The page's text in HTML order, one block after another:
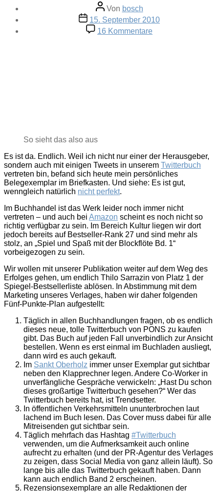
Beitragsautor
Von bosch
Veröffentlichungsdatum
15. September 2010
16 Kommentare
Es
So sieht das also aus
Es ist da. Endlich. Weil ich nicht nur einer der Herausgeber,
sondern auch mit einigen Tweets in unserem Twitterbuch
vertreten bin, befand sich heute mein persönliches
Belegexemplar im Briefkasten. Und siehe: Es ist gut,
wenngleich natürlich nicht perfekt.
Im Buchhandel ist das Werk leider noch immer nicht
vertreten – und auch bei Amazon scheint es noch nicht so
richtig verfügbar zu sein. Im Bereich Kultur liegen wir dort
jedoch bereits auf Bestseller-Rank 27 und sind mehr als
stolz, an „Spiel und Spaß mit der Blockflöte Bd. 1“
vorbeigezogen zu sein.
Wir wollen mit unserer Publikation weiter auf dem Weg des
Erfolges gehen, um endlich Thilo Sarrazin von Platz 1 der
Spiegel-Bestsellerliste ablösen. In Abstimmung mit dem
Marketing unseres Verlages, haben wir daher folgenden
Fünf-Punkte-Plan aufgestellt:
Täglich in allen Buchhandlungen fragen, ob es endlich
dieses neue, tolle Twitterbuch von PONS zu kaufen
gibt. Das Buch auf jeden Fall unverbindlich zur Ansicht
bestellen. Wenn es erst einmal im Buchladen ausliegt,
dann wird es auch gekauft.
Im Sankt Oberholz immer unser Exemplar gut sichtbar
neben den Klapprechner legen. Andere Co-Worker in
unverfängliche Gespräche verwickeln: „Hast Du schon
dieses großartige Twitterbuch gesehen?“ Wer das
Twitterbuch bereits hat, ist Trendsetter.
In öffentlichen Verkehrsmitteln ununterbrochen laut
lachend im Buch lesen. Das Cover muss dabei für alle
Mitreisenden gut sichtbar sein.
Täglich mehrfach das Hashtag #Twitterbuch
verwenden, um die Aufmerksamkeit auch online
aufrecht zu erhalten (und der PR-Agentur des Verlages
zu zeigen, dass Social Media von ganz allein läuft). So
lange bis alle das Twitterbuch gekauft haben. Dann
kann auch endlich Band 2 erscheinen.
Rezensionsexemplare an alle Redaktionen der